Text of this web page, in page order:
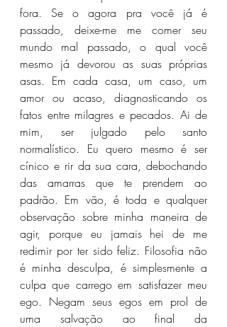
fora. Se o agora pra você já é
passado, deixe-me me comer seu
mundo mal passado, o qual você
mesmo já devorou as suas próprias
asas. Em cada casa, um caso, um
amor ou acaso, diagnosticando os
fatos entre milagres e pecados. Ai de
mim, ser julgado pelo santo
normalístico. Eu quero mesmo é ser
cínico e rir da sua cara, debochando
das amarras que te prendem ao
padrão. Em vão, é toda e qualquer
observação sobre minha maneira de
agir, porque eu jamais hei de me
redimir por ter sido feliz. Filosofia não
é minha desculpa, é simplesmente a
culpa que carrego em satisfazer meu
ego. Negam seus egos em prol de
uma salvação ao final da